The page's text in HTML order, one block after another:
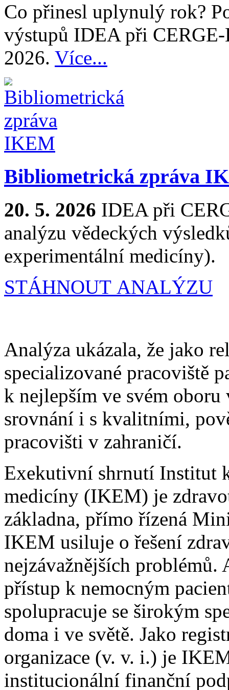
Co přinesl uplynulý rok?
výstupů IDEA při
2026. Více...
Bibliometrická zpráva
20. 5. 2026 IDEA při
analýzu vědeckých
experimentální medicíny).
STÁHNOUT ANALÝZU
Analýza ukázala, že jako
specializované pracoviště
k nejlepším ve svém oboru
srovnání i s kvalitními,
pracovišti v zahraničí.
Exekutivní shrnutí Institut
medicíny (IKEM) je
základna, přímo řízená
IKEM usiluje o řešení
nejzávažnějších
přístup k nemocným
spolupracuje se širokým
doma i ve světě. Jako
organizace (v. v. i.) je
institucionální finanční